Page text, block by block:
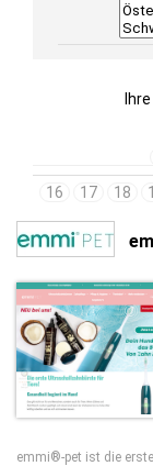
16
17 18
emmi®-pet ist die